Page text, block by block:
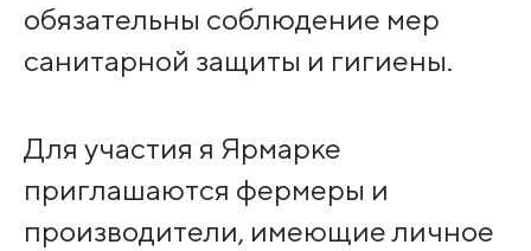
обязательны соблюдение мер
санитарной защиты и гигиены.
Для участия я Ярмарке
приглашаются фермеры и
производители, имеющие личное